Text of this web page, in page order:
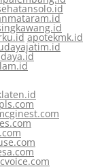
apotekmk.id